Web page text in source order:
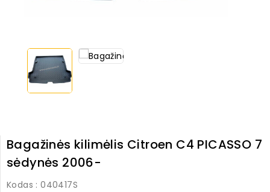
Bagažinės kilimėlis Citroen C4 PICASSO 7
sėdynės 2006-
Kodas : 040417S